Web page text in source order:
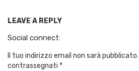
LEAVE A REPLY
Social connect:
Il tuo indirizzo email non sarà pubblicato.
contrassegnati *